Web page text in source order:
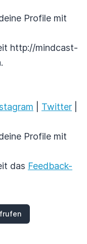
Profile mit
http://mindcast-
Twitter
Profile mit
das Feedback-